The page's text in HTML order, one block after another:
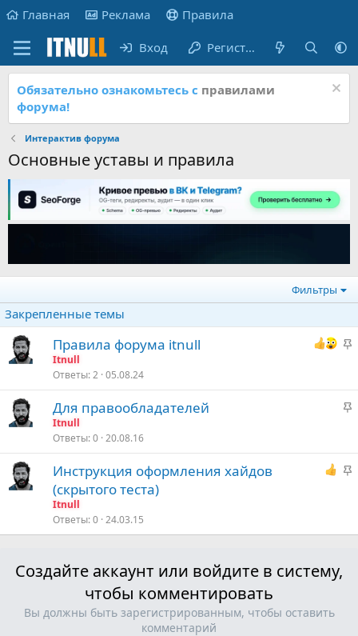
Главная Реклама Правила
Вход Регистрация
Обязательно ознакомьтесь с правилами
форума!
Интерактив форума
Основные уставы и правила
Фильтры
Закрепленные темы
З
р
е
н
Правила форума itnull
Itnull
Ответы 2 05.08.24
З
р
е
н
Для правообладателей
Itnull
Ответы 0 20.08.16
З
е
Инструкция оформления хайдов
(скрытого теста)
Itnull
Ответы 0 24.03.15
Создайте аккаунт или войдите в систему,
чтобы комментировать
Вы должны быть зарегистрированным, чтобы оставить
комментарий